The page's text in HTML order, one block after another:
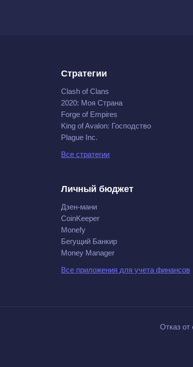
Стратегии
Clash of Clans
2020: Моя Cтрана
Forge of Empires
King of Avalon: Господство
Plague Inc.
Все стратегии
Личный бюджет
Дзен-мани
CoinKeeper
Monefy
Бегущий Банкир
Money Manager
Все приложения для учета финансов
Отказ от